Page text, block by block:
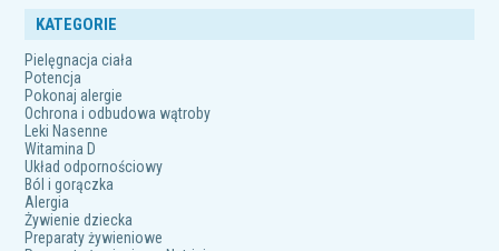
KATEGORIE
Pielęgnacja ciała
Potencja
Pokonaj alergie
Ochrona i odbudowa wątroby
Leki Nasenne
Witamina D
Układ odpornościowy
Ból i gorączka
Alergia
Żywienie dziecka
Preparaty żywieniowe